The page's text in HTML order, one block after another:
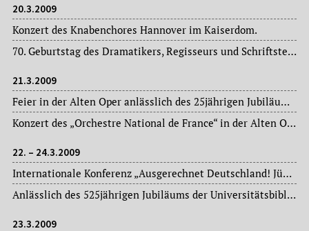
20.3.2009
Konzert des Knabenchores Hannover im Kaiserdom.
70. Geburtstag des Dramatikers, Regisseurs und Schriftstellers Wolfgang Deichsel (1939-2011).
21.3.2009
Feier in der Alten Oper anlässlich des 25jährigen Jubiläums der Gesellschaft der Freunde der Alten Oper.
Konzert des „Orchestre National de France“ in der Alten Oper.
22. – 24.3.2009
Internationale Konferenz „Ausgerechnet Deutschland! Jüdisch-russische Einwanderung in die Bundesrepublik“ im Jüdischen Museum und auf dem Westend-Campus der Johann Wolfgang Goethe-Universität.
Anlässlich des 525jährigen Jubiläums der Universitätsbibliothek Johann Christian Senckenberg zeigt das Museum Giersch jahrhundertealte botanische Drucke aus der Bibliothekssammlung.
23.3.2009